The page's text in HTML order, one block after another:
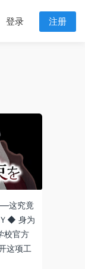
登录 注册
这究竟
◆ 身为
校官方
这项工